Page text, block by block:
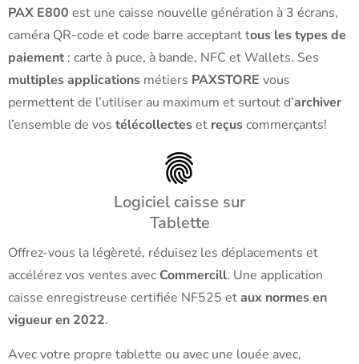
PAX E800 est une caisse nouvelle génération à 3 écrans,
caméra QR-code et code barre acceptant tous les types de
paiement : carte à puce, à bande, NFC et Wallets. Ses
multiples applications métiers PAXSTORE vous
permettent de l’utiliser au maximum et surtout d’archiver
l’ensemble de vos télécollecteset reçuscommerçants!
Logiciel caisse sur
Tablette
Offrez-vous la légèreté, réduisez les déplacements et
accélérez vos ventes avec Commercill. Une application
caisse enregistreuse certifiée NF525 etaux normes en
vigueur en 2022.
Avec votre propre tablette ou avec une louée avec,